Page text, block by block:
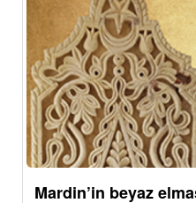
Mardin’in beyaz